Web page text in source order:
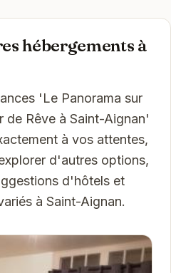
hébergements à
'Le Panorama sur
de Rêve à Saint-Aignan'
à vos attentes,
d'autres options,
d'hôtels et
à Saint-Aignan.